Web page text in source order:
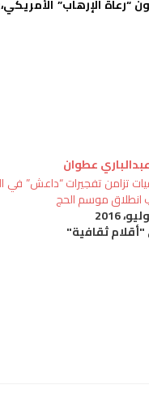
الإرهاب”
تزامن تفجيرات “داعش”
انطلاق موسم الحج
ثقافية"